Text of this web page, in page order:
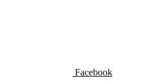
Facebook